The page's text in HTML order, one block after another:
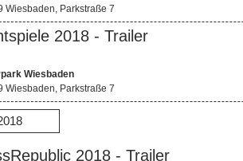
Wiesbaden, Parkstraße 7
2018 - Trailer
Wiesbaden
Wiesbaden, Parkstraße 7
2018 - Trailer